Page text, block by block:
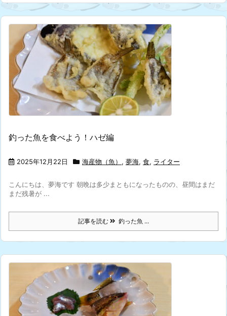
釣った魚を食べよう！ハゼ編
2025年12月22日 海産物（魚） , 夢海, 食, ライター
こんにちは、夢海です️ 朝晩は多少まともになったものの、昼間はまだ
まだ残暑が ...
記事を読む 釣った魚 ...